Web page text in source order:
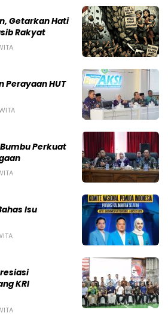
Getarkan Hati
Rakyat
Perayaan HUT
Perkuat
Isu
KRI